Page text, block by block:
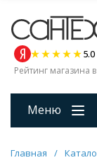
5.0
Рейтинг магазина
Меню
Главная /